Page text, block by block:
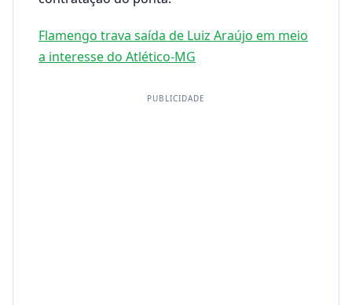
Flamengo trava saída de Luiz Araújo em meio
a interesse do Atlético-MG
PUBLICIDADE